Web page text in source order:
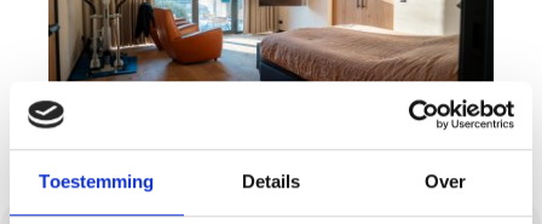
Toestemming Details Over